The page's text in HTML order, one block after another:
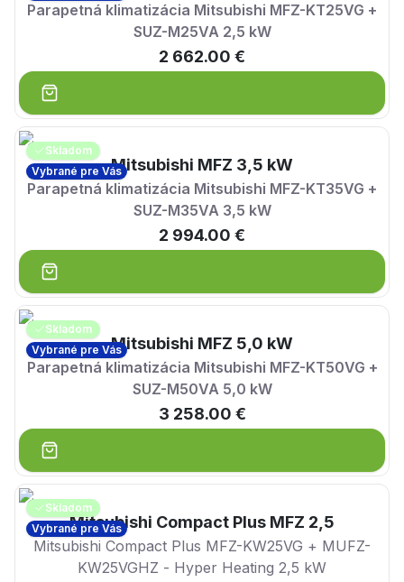
Parapetná klimatizácia Mitsubishi MFZ-KT25VG +
SUZ-M25VA 2,5 kW
2 662.00 €
Skladom
Vybrané pre VásMitsubishi MFZ 3,5 kW
Parapetná klimatizácia Mitsubishi MFZ-KT35VG +
SUZ-M35VA 3,5 kW
2 994.00 €
Skladom
Vybrané pre VásMitsubishi MFZ 5,0 kW
Parapetná klimatizácia Mitsubishi MFZ-KT50VG +
SUZ-M50VA 5,0 kW
3 258.00 €
Skladom
Vybrané pre Vás
Mitsubishi Compact Plus MFZ 2,5
Mitsubishi Compact Plus MFZ-KW25VG + MUFZ-
KW25VGHZ - Hyper Heating 2,5 kW